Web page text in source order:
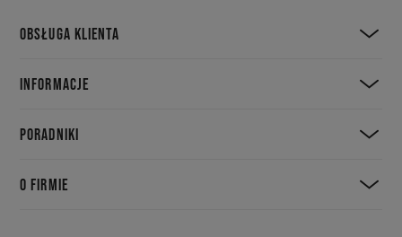
OBSŁUGA KLIENTA
INFORMACJE
PORADNIKI
O FIRMIE